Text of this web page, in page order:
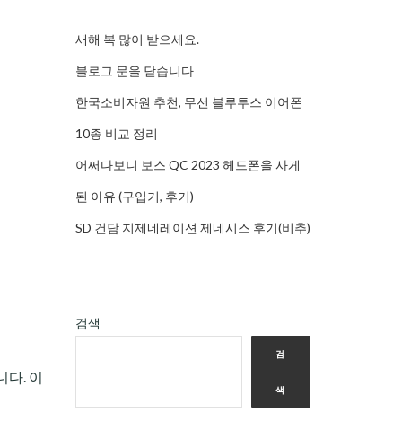
다. 이
새해 복 많이 받으세요.
블로그 문을 닫습니다
한국소비자원 추천, 무선 블루투스 이어폰
10종 비교 정리
어쩌다보니 보스 QC 2023 헤드폰을 사게
된 이유 (구입기, 후기)
SD 건담 지제네레이션 제네시스 후기(비추)
검색
검
색